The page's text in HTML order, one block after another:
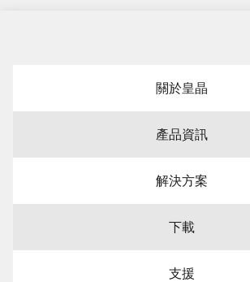
關於皇晶
產品資訊
解決方案
下載
支援